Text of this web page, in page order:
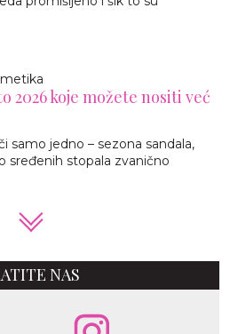
2026 koje možete nositi već
samo jedno – sezona sandala,
sređenih stopala zvanično
NAS